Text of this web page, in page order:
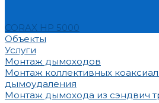
CORAX HP 5000
Объекты
Услуги
Монтаж дымоходов
Монтаж коллективных
дымоудаления
Монтаж дымохода из сэндвич